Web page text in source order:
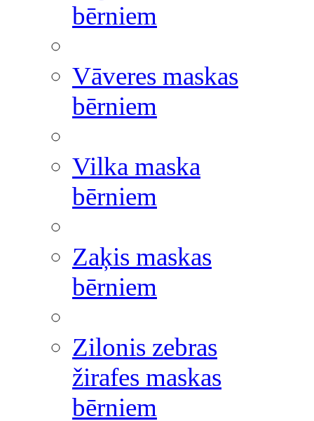
bērniem
Vāveres maskas
bērniem
Vilka maska
bērniem
Zaķis maskas
bērniem
Zilonis zebras
žirafes maskas
bērniem